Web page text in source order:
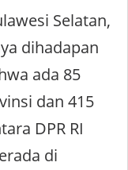
Selatan,
dihadapan
ada 85
dan 415
DPR RI
di